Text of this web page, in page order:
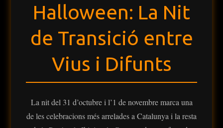
Halloween: La Nit
de Transició entre
Vius i Difunts
La nit del 31 d’octubre i l’1 de novembre marca una
de les celebracions més arrelades a Catalunya i la resta